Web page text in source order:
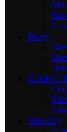
Dresy
Čiapky a
Suveníry